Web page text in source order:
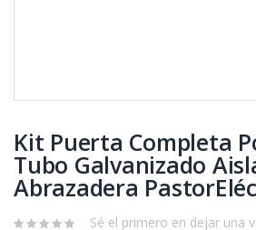
comienzo
de
la
galería
imágenes
Kit Puerta Completa
Tubo Galvanizado
Abrazadera
Sé el primero en dejar una